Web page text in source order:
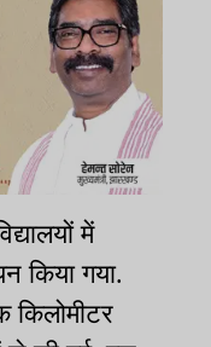
में
किया गया.
किलोमीटर